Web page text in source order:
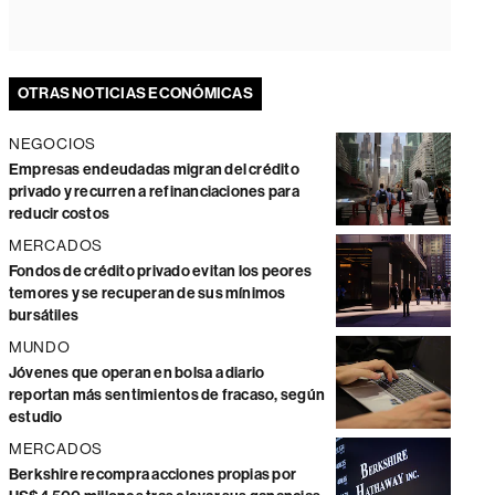
OTRAS NOTICIAS ECONÓMICAS
NEGOCIOS
Empresas endeudadas migran del crédito
privado y recurren a refinanciaciones para
reducir costos
MERCADOS
Fondos de crédito privado evitan los peores
temores y se recuperan de sus mínimos
bursátiles
MUNDO
Jóvenes que operan en bolsa a diario
reportan más sentimientos de fracaso, según
estudio
MERCADOS
Berkshire recompra acciones propias por